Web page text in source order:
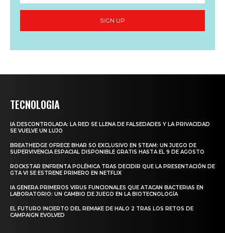
SIGN UP
TECNOLOGIA
IA DESCONTROLADA: LA RED SE LLENA DE FALSEDADES Y LA PRIVACIDAD
SE VUELVE UN LUJO
BREATHEDGE OFRECE BHAR SO EXCLUSIVO EN STEAM: UN JUEGO DE
SUPERVIVENCIA ESPACIAL DISPONIBLE GRATIS HASTA EL 9 DE AGOSTO
ROCKSTAR ENFRENTA POLÉMICA TRAS DECIDIR QUE LA PRESENTACIÓN DE
GTA VI SE ESTRENE PRIMERO EN NETFLIX
IA GENERA PRIMEROS VIRUS FUNCIONALES QUE ATACAN BACTERIAS EN
LABORATORIO: UN CAMBIO DE JUEGO EN LA BIOTECNOLOGÍA
EL FUTURO INCIERTO DEL REMAKE DE HALO 2 TRAS LOS RETOS DE
CAMPAIGN EVOLVED